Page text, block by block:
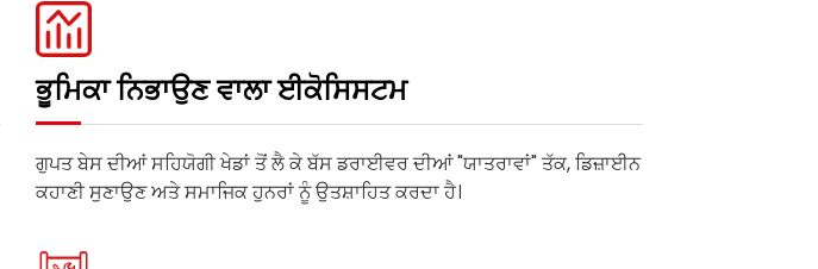
ਭੂਮਿਕਾ ਨਿਭਾਉਣ ਵਾਲਾ ਈਕੋਸਿਸਟਮ
ਗੁਪਤ ਬੇਸ ਦੀਆਂ ਸਹਿਯੋਗੀ ਖੇਡਾਂ ਤੋਂ ਲੈ ਕੇ ਬੱਸ ਡਰਾਈਵਰ ਦੀਆਂ "ਯਾਤਰਾਵਾਂ" ਤੱਕ, ਡਿਜ਼ਾਈਨ
ਕਹਾਣੀ ਸੁਣਾਉਣ ਅਤੇ ਸਮਾਜਿਕ ਹੁਨਰਾਂ ਨੂੰ ਉਤਸ਼ਾਹਿਤ ਕਰਦਾ ਹੈ।